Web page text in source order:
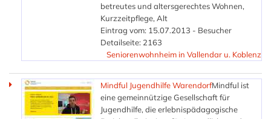
betreutes und altersgerechtes Wohnen,
Kurzzeitpflege, Alt
Eintrag vom: 15.07.2013 - Besucher
Detailseite: 2163
Seniorenwohnheim in Vallendar u. Koblenz
Mindful Jugendhilfe WarendorfMindful ist
eine gemeinnützige Gesellschaft für
Jugendhilfe, die erlebnispädagogische